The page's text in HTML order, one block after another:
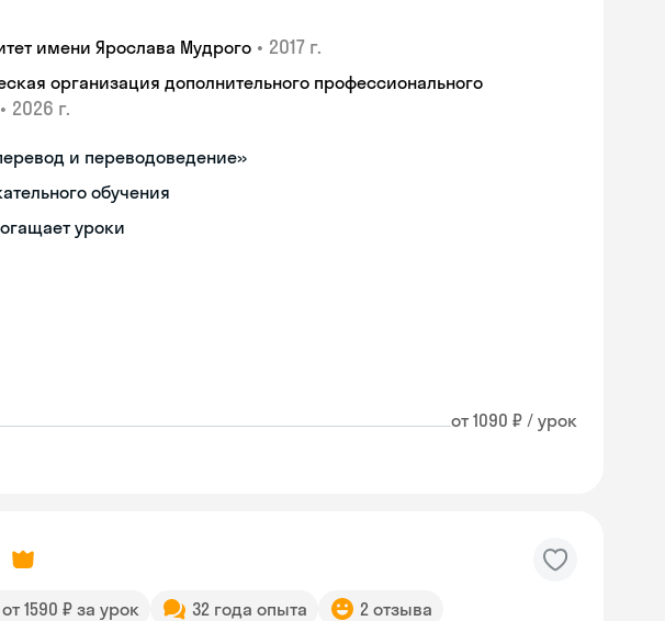
имени Ярослава Мудрого • 2017 г.
организация дополнительного профессионального
• 2026 г.
и переводоведение»
обучения
уроки
от 1090 ₽ / урок
от 1590 ₽ за урок 32 года опыта 2 отзыва